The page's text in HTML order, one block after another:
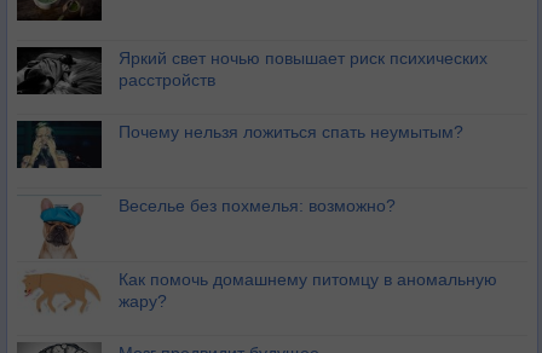
Яркий свет ночью повышает риск психических
расстройств
Почему нельзя ложиться спать неумытым?
Веселье без похмелья: возможно?
Как помочь домашнему питомцу в аномальную
жару?